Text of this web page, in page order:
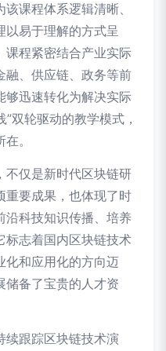
课程体系逻辑清晰、
以易于理解的方式呈
课程紧密结合产业实际
融、供应链、政务等前
够迅速转化为解决实际
双轮驱动的教学模式，
。
不仅是新时代区块链研
重要成果，也体现了时
沿科技知识传播、培养
标志着国内区块链技术
化和应用化的方向迈
储备了宝贵的人才资
续跟踪区块链技术演